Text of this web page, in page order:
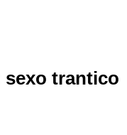
sexo trantico